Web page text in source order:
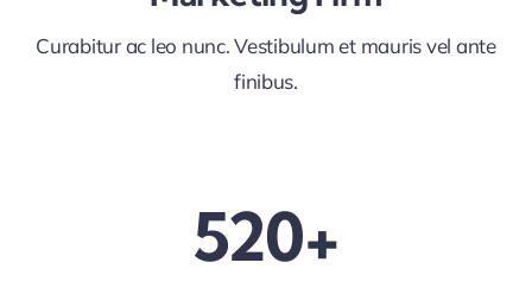
Curabitur ac leo nunc. Vestibulum et mauris vel ante
finibus.
520+